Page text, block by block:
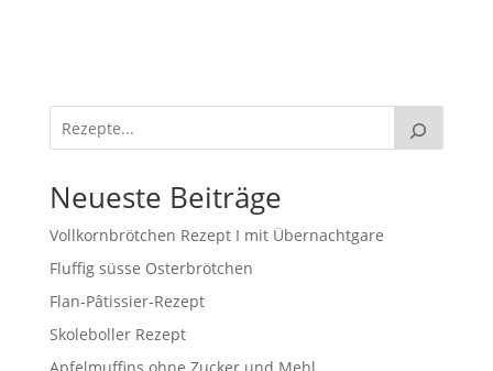
Neueste Beiträge
Vollkornbrötchen Rezept I mit Übernachtgare
Fluffig süsse Osterbrötchen
Flan-Pâtissier-Rezept
Skoleboller Rezept